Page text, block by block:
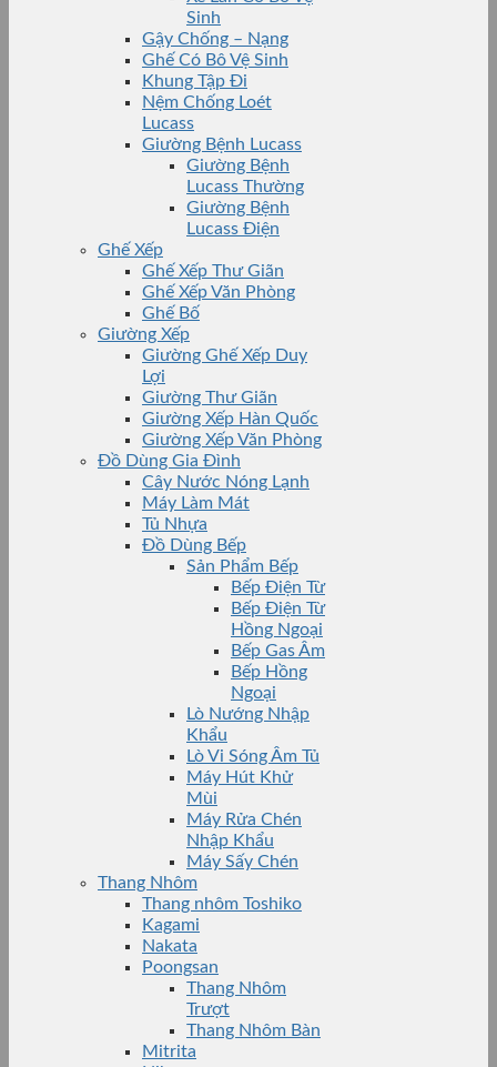
Sinh
Gậy Chống – Nạng
Ghế Có Bô Vệ Sinh
Khung Tập Đi
Nệm Chống Loét
Lucass
Giường Bệnh Lucass
Giường Bệnh
Lucass Thường
Giường Bệnh
Lucass Điện
Ghế Xếp
Ghế Xếp Thư Giãn
Ghế Xếp Văn Phòng
Ghế Bố
Giường Xếp
Giường Ghế Xếp Duy
Lợi
Giường Thư Giãn
Giường Xếp Hàn Quốc
Giường Xếp Văn Phòng
Đồ Dùng Gia Đình
Cây Nước Nóng Lạnh
Máy Làm Mát
Tủ Nhựa
Đồ Dùng Bếp
Sản Phẩm Bếp
Bếp Điện Từ
Bếp Điện Từ
Hồng Ngoại
Bếp Gas Âm
Bếp Hồng
Ngoại
Lò Nướng Nhập
Khẩu
Lò Vi Sóng Âm Tủ
Máy Hút Khử
Mùi
Máy Rửa Chén
Nhập Khẩu
Máy Sấy Chén
Thang Nhôm
Thang nhôm Toshiko
Kagami
Nakata
Poongsan
Thang Nhôm
Trượt
Thang Nhôm Bàn
Mitrita